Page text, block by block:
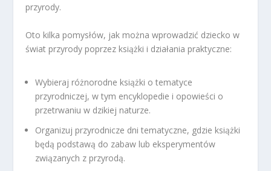
przyrody.
Oto kilka pomysłów, jak można wprowadzić dziecko w
świat przyrody poprzez książki i działania praktyczne:
Wybieraj różnorodne książki o tematyce
przyrodniczej, w tym encyklopedie i opowieści o
przetrwaniu w dzikiej naturze.
Organizuj przyrodnicze dni tematyczne, gdzie książki
będą podstawą do zabaw lub eksperymentów
związanych z przyrodą.